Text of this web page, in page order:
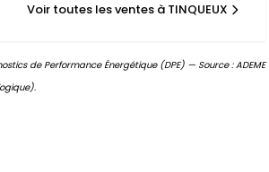
Voir toutes les ventes à TINQUEUX
de Performance Énergétique (DPE) — Source : ADEME